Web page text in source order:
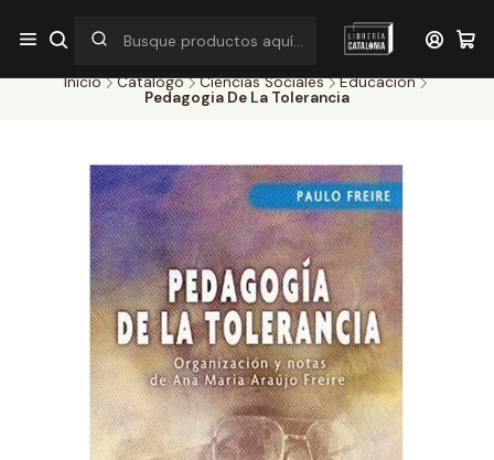
¡Por pocos días! Despacho a $1.000 en RM por compras sobre
$38.000
Inicio Catálogo Ciencias Sociales
Educacion
Pedagogia De La Tolerancia